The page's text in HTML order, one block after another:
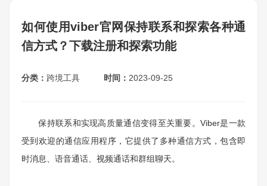
如何使用viber官网保持联系和探索各种通
信方式？下载注册和探索功能
分类： 跨境工具 时间： 2023-09-25
保持联系和实现高质量通信变得至关重要。Viber是一款
受到欢迎的通信应用程序，它提供了多种通信方式，包含即
时消息、语音通话、视频通话和群组聊天。